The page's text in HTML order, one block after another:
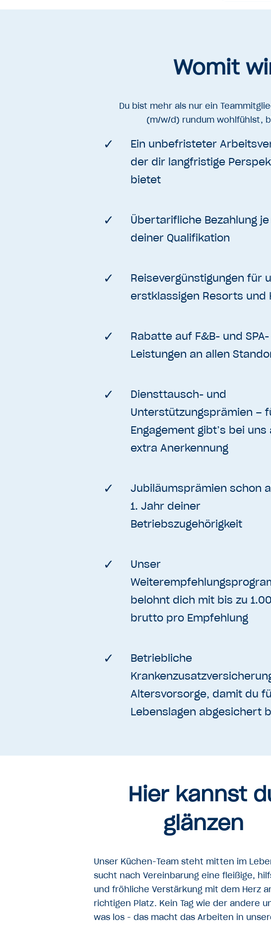
Hier kannst
glänzen
Unser Küchen-Team steht mitten im
sucht nach Vereinbarung eine fleißige,
und fröhliche Verstärkung mit dem Herz
richtigen Platz. Kein Tag wie der andere
was los - das macht das Arbeiten in
Womit
Du bist mehr als nur ein
(m/w/d) rundum wohlfühlst,
Ein unbefristeter
der dir langfristige
bietet
Übertarifliche Bezahlung
deiner Qualifikation
Reisevergünstigungen für
erstklassigen Resorts und
Rabatte auf F&B- und SPA-
Leistungen an allen
Diensttausch- und
Unterstützungsprämien –
Engagement gibt’s bei uns
extra Anerkennung
Jubiläumsprämien schon
1. Jahr deiner
Betriebszugehörigkeit
Unser
belohnt dich mit bis zu
brutto pro Empfehlung
Betriebliche
Altersvorsorge, damit du
Lebenslagen abgesichert